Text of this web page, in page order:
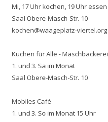
Mi, 17 Uhr kochen, 19 Uhr essen
Saal Obere-Masch-Str. 10
kochen@waageplatz-viertel.org
Kuchen für Alle - Maschbäckerei
1. und 3. Sa im Monat
Saal Obere-Masch-Str. 10
Mobiles Café
1. und 3. So im Monat 15 Uhr